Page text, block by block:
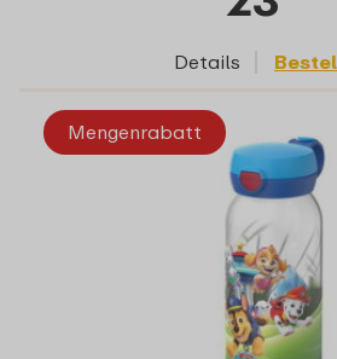
Details
Mengenrabatt